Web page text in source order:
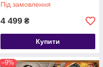
Під замовлення
4 499 ₴
Купити
–9%